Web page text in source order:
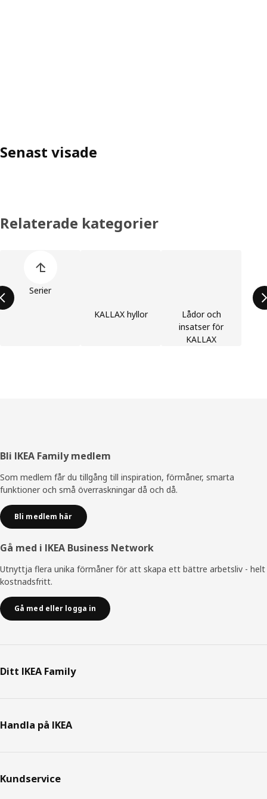
Senast visade
Relaterade kategorier
Serier
KALLAX hyllor
Lådor och
insatser för
KALLAX
Sidfot
Bli IKEA Family medlem
Som medlem får du tillgång till inspiration, förmåner, smarta
funktioner och små överraskningar då och då.
Bli medlem här
Gå med i IKEA Business Network
Utnyttja flera unika förmåner för att skapa ett bättre arbetsliv - helt
kostnadsfritt.
Gå med eller logga in
Ditt IKEA Family
Handla på IKEA
Kundservice